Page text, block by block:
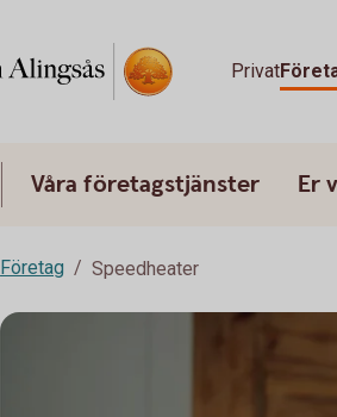
Privat
Våra företagstjänster Er
Företag Speedheater